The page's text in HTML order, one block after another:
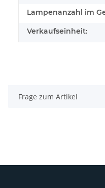
Lampenanzahl im
Verkaufseinheit:
Frage zum Artikel